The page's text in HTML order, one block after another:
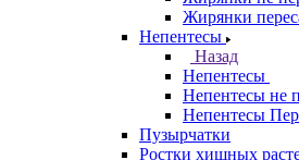
Жирянки
Непентесы
Назад
Непентесы
Непентесы не
Непентесы
Пузырчатки
Ростки хищных